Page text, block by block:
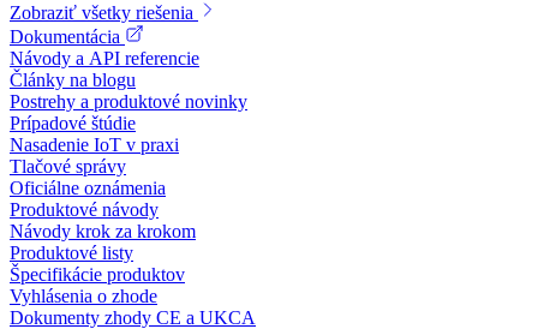
Zobraziť všetky riešenia
Dokumentácia
Návody a API referencie
Články na blogu
Postrehy a produktové novinky
Prípadové štúdie
Nasadenie IoT v praxi
Tlačové správy
Oficiálne oznámenia
Produktové návody
Návody krok za krokom
Produktové listy
Špecifikácie produktov
Vyhlásenia o zhode
Dokumenty zhody CE a UKCA